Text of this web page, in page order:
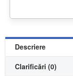
Descriere
Clarificări (0)